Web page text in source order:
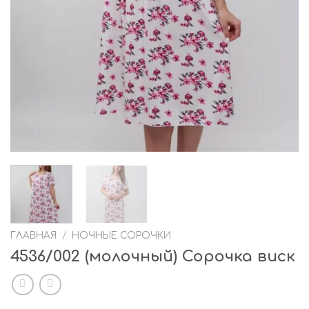
ГЛАВНАЯ / НОЧНЫЕ СОРОЧКИ
4536/002 (молочный) Сорочка виск